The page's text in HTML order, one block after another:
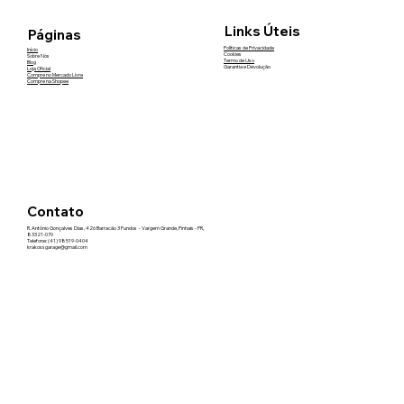
Páginas
Início
Sobre Nós
Blog
Loja Oficial
Compre no Mercado Livre
Compre na Shopee
Contato
R. Antônio Gonçalves Dias, 426 Barracão 3 Fundos - Vargem Grande, Pinhais - PR,
83321-070
Telefone: (41) 98519-0404
krakossgarage@gmail.com
Links Úteis
Políticas de Privacidade
Cookies
Termo de Uso
Garantia e Devolução